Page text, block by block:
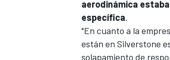
aerodinámica
específica.
"En cuanto a la
están en Silverstone
solapamiento de